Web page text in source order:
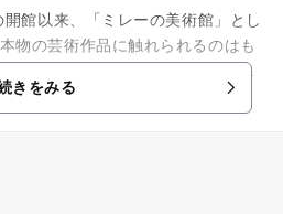
館以来、「ミレーの美術館」とし
物の芸術作品に触れられるのはも
術の森公園に立地しているため、
きをみる